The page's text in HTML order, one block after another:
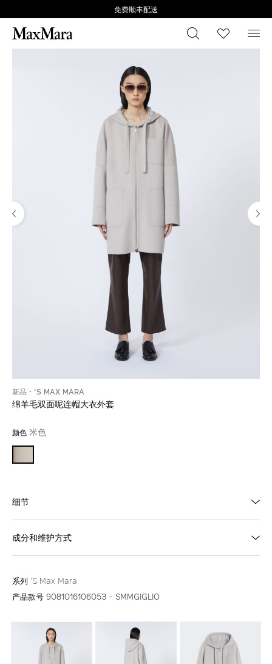
免费顺丰配送
搜索 心愿清
菜
新品 'S MAX MARA
绵羊毛双面呢连帽大衣外套
颜色 米色
细节
成分和维护方式
系列 'S Max Mara
产品款号 9081016106053 - SMMGIGLIO